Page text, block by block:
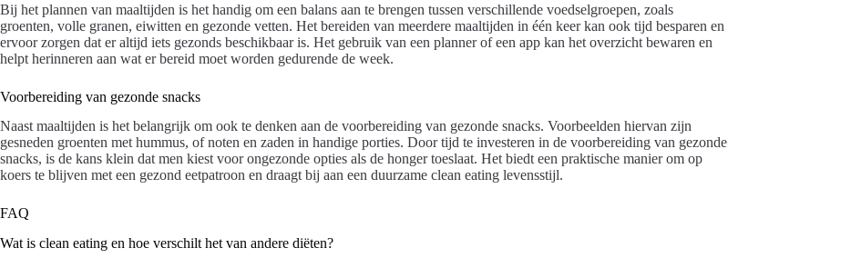
Bij het plannen van maaltijden is het handig om een balans aan te brengen tussen verschillende voedselgroepen, zoals
groenten, volle granen, eiwitten en gezonde vetten. Het bereiden van meerdere maaltijden in één keer kan ook tijd besparen en
ervoor zorgen dat er altijd iets gezonds beschikbaar is. Het gebruik van een planner of een app kan het overzicht bewaren en
helpt herinneren aan wat er bereid moet worden gedurende de week.
Voorbereiding van gezonde snacks
Naast maaltijden is het belangrijk om ook te denken aan de voorbereiding van gezonde snacks. Voorbeelden hiervan zijn
gesneden groenten met hummus, of noten en zaden in handige porties. Door tijd te investeren in de voorbereiding van gezonde
snacks, is de kans klein dat men kiest voor ongezonde opties als de honger toeslaat. Het biedt een praktische manier om op
koers te blijven met een gezond eetpatroon en draagt bij aan een duurzame clean eating levensstijl.
FAQ
Wat is clean eating en hoe verschilt het van andere diëten?